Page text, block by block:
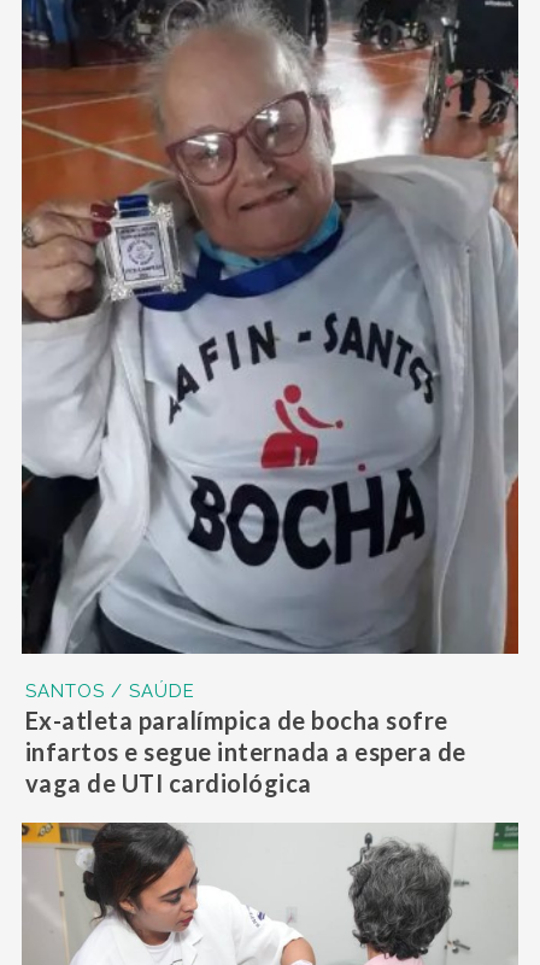
SANTOS / SAÚDE
Ex-atleta paralímpica de bocha sofre
infartos e segue internada a espera de
vaga de UTI cardiológica